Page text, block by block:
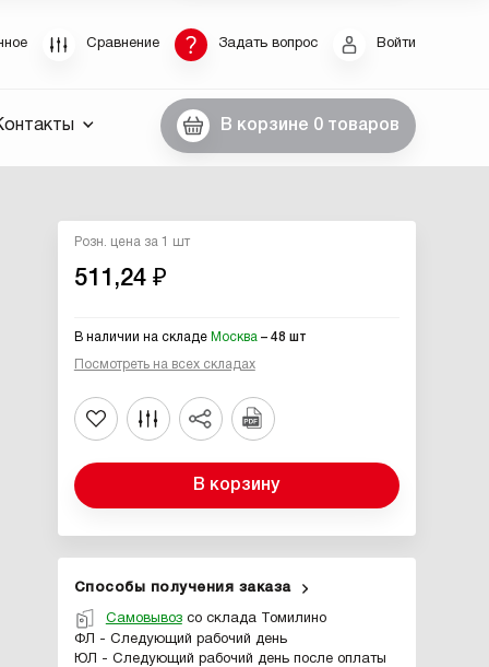
Сравнение Задать вопрос Войти
В корзине 0 товаров
Розн. цена за 1 шт
511,24 ₽
В наличии на складе Москва – 48 шт
Посмотреть на всех складах
В корзину
Способы получения заказа
Самовывозсо склада Томилино
ФЛ - Следующий рабочий день
ЮЛ - Следующий рабочий день после оплаты
пароля
пароль, введите E-Mail. Контрольная строка
а также ваши регистрационные данные,
вам по E-Mail.
для восстановления